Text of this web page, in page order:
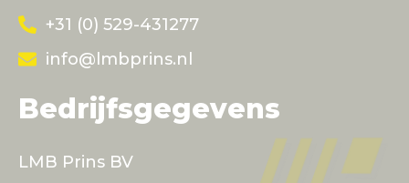
+31 (0) 529-431277
info@lmbprins.nl
Bedrijfsgegevens
LMB Prins BV